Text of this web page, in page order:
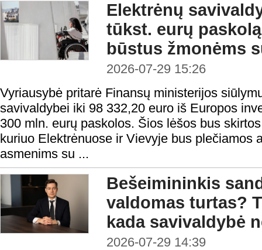
Elektrėnų
tūkst. eurų
būstus žmonėms
2026-07-29 15:26
Vyriausybė pritarė Finansų ministerijos
savivaldybei iki 98 332,20 euro iš Europos
300 mln. eurų paskolos. Šios lėšos bus
kuriuo Elektrėnuose ir Vievyje bus plečiamos
asmenims su ...
Bešeimininkis
valdomas turtas?
kada savivaldybė
2026-07-29 14:39